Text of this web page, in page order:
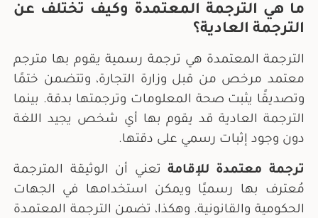
ما هي الترجمة المعتمدة وكيف تختلف عن
الترجمة العادية؟
الترجمة المعتمدة هي ترجمة رسمية يقوم بها مترجم
معتمد مرخص من قبل وزارة التجارة، وتتضمن ختمًا
وتصديقًا يثبت صحة المعلومات وترجمتها بدقة. بينما
الترجمة العادية قد يقوم بها أي شخص يجيد اللغة
دون وجود إثبات رسمي على دقتها.
ترجمة معتمدة للإقامة تعني أن الوثيقة المترجمة
مُعترف بها رسميًا ويمكن استخدامها في الجهات
الحكومية والقانونية. وهكذا، تضمن الترجمة المعتمدة